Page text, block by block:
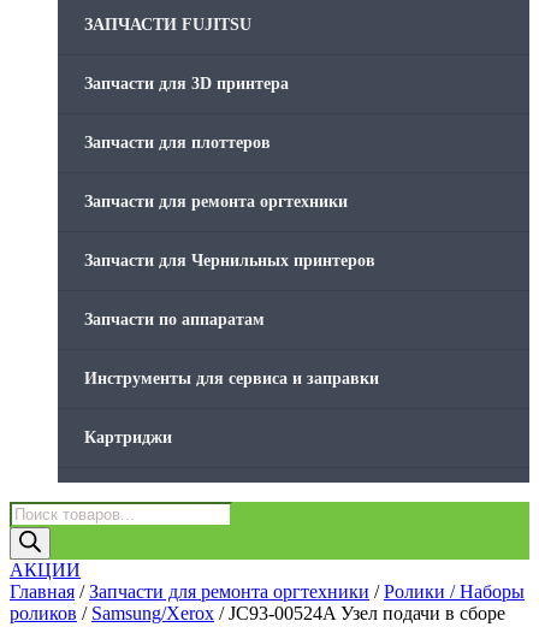
Средства для сервиса / Оборудование
Стяжки для кабеля
Товары без категории
Товары для заправки
Фольга , изолента, скотч и тд
ЗАПЧАСТИ FUJITSU
Запчасти для 3D принтера
Запчасти для плоттеров
Запчасти для ремонта оргтехники
Запчасти для Чернильных принтеров
Запчасти по аппаратам
Инструменты для сервиса и заправки
Картриджи
Память для принтера
Поиск
товаров
АКЦИИ
Главная /Запчасти для ремонта оргтехники /Ролики / Наборы
роликов / Samsung/Xerox / JC93-00524A Узел подачи в сборе